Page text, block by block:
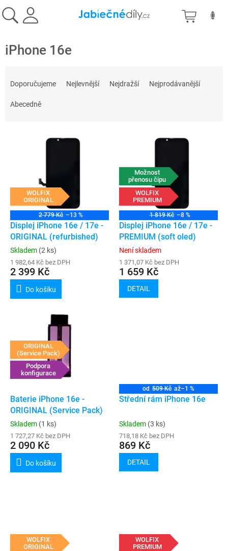
na
obsah
iPhone 16e
Doporučujeme Nejlevnější Nejdražší Nejprodávanější
Abecedně
WOLFIX
ORIGINAL
2 779 Kč –13 %
Displej iPhone 16e / 17e -
ORIGINAL (refurbished)
Skladem (2 ks)
1 982,64 Kč bez DPH
2 399 Kč
Do košíku
Možnost
přenosu čipu
WOLFIX
PREMIUM
1 819 Kč –8 %
Displej iPhone 16e / 17e -
PREMIUM (soft oled)
Není skladem
1 371,07 Kč bez DPH
1 659 Kč
DETAIL
ORIGINAL
(Service Pack)
Podpora
konfigurace
Baterie iPhone 16e -
ORIGINAL (Service Pack)
Skladem (1 ks)
1 727,27 Kč bez DPH
2 090 Kč
Do košíku
od 509 Kč až–1 %
Střední rám iPhone 16e
Skladem (3 ks)
718,18 Kč bez DPH
869 Kč
DETAIL
WOLFIX
ORIGINAL
WOLFIX
PREMIUM